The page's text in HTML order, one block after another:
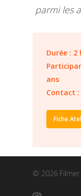
parmi les
Durée : 2
ans
Contact :
Fiche
© 2026 Filmer